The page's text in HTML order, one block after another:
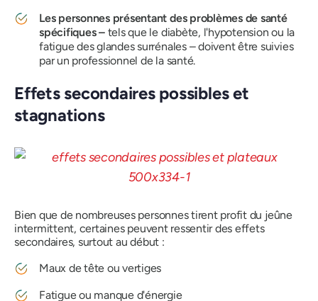
Les personnes présentant des problèmes de santé
spécifiques –tels que le diabète, l'hypotension ou la
fatigue des glandes surrénales – doivent être suivies
par un professionnel de la santé.
Effets secondaires possibles et
stagnations
Bien que de nombreuses personnes tirent profit du jeûne
intermittent, certaines peuvent ressentir des effets
secondaires, surtout au début :
Maux de tête ou vertiges
Fatigue ou manque d'énergie